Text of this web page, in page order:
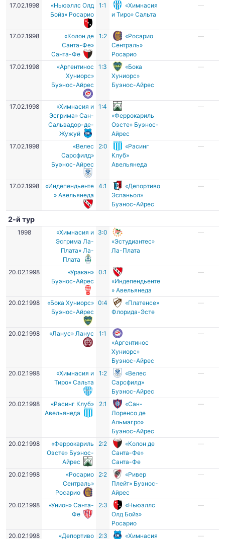
17.02.1998
«Ньюэллс Олд
Бойз» Росарио
1:1
«Химнасия
и Тиро» Сальта
—
17.02.1998
«Колон де
Санта-Фе»
Санта-Фе
1:2
«Росарио
Сентраль»
Росарио
—
17.02.1998
«Аргентинос
Хуниорс»
Буэнос-Айрес
1:3
«Бока
Хуниорс»
Буэнос-Айрес
—
17.02.1998
«Химнасия и
Эсгрима» Сан-
Сальвадор-де-
Жужуй
1:4
«Феррокариль
Оэсте» Буэнос-
Айрес
—
17.02.1998
«Велес
Сарсфилд»
Буэнос-Айрес
2:0
«Расинг
Клуб»
Авельянеда
—
17.02.1998
«Индепендьенте
» Авельянеда
4:1
«Депортиво
Эспаньол»
Буэнос-Айрес
—
2-й тур
1998
«Химнасия и
Эсгрима Ла-
Плата» Ла-
Плата
3:0
«Эстудиантес»
Ла-Плата
—
20.02.1998
«Уракан»
Буэнос-Айрес
0:1
«Индепендьенте
» Авельянеда
—
20.02.1998
«Бока Хуниорс»
Буэнос-Айрес
0:4
«Платенсе»
Флорида-Эсте
—
20.02.1998 «Ланус» Ланус
1:1
«Аргентинос
Хуниорс»
Буэнос-Айрес
—
20.02.1998
«Химнасия и
Тиро» Сальта
1:2
«Велес
Сарсфилд»
Буэнос-Айрес
—
20.02.1998
«Расинг Клуб»
Авельянеда
2:1
«Сан-
Лоренсо де
Альмагро»
Буэнос-Айрес
—
20.02.1998
«Феррокариль
Оэсте» Буэнос-
Айрес
2:2
«Колон де
Санта-Фе»
Санта-Фе
—
20.02.1998
«Росарио
Сентраль»
Росарио
2:2
«Ривер
Плейт» Буэнос-
Айрес
—
20.02.1998
«Унион» Санта-
Фе
2:3
«Ньюэллс
Олд Бойз»
Росарио
—
20.02.1998
«Депортиво
2:3
«Химнасия
—